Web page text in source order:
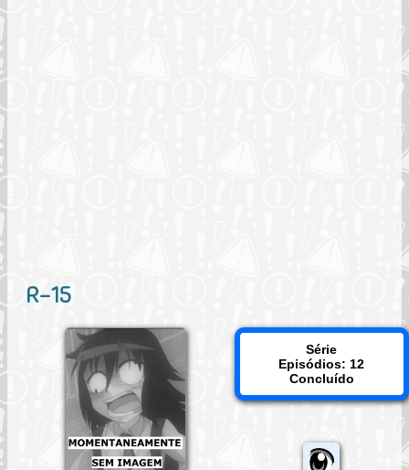
R-15
Série
Episódios: 12
Concluído